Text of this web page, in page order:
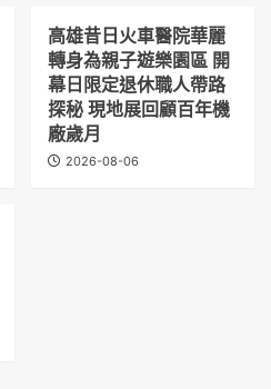
高雄昔日火車醫院華麗
轉身為親子遊樂園區 開
幕日限定退休職人帶路
探秘 現地展回顧百年機
廠歲月
2026-08-06